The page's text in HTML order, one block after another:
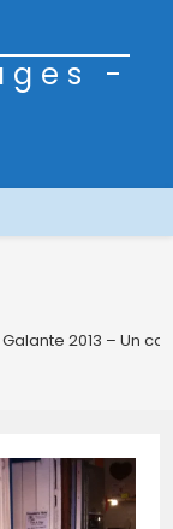
-
2013 – Un